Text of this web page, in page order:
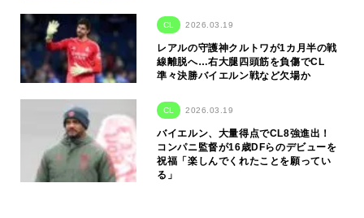
CL 2026.03.19
レアルの守護神クルトワが1カ月半の戦
線離脱へ…右大腿四頭筋を負傷でCL
準々決勝バイエルン戦など欠場か
CL 2026.03.19
バイエルン、大量得点でCL8強進出！
コンパニ監督が16歳DFらのデビューを
祝福「楽しんでくれたことを願ってい
る」